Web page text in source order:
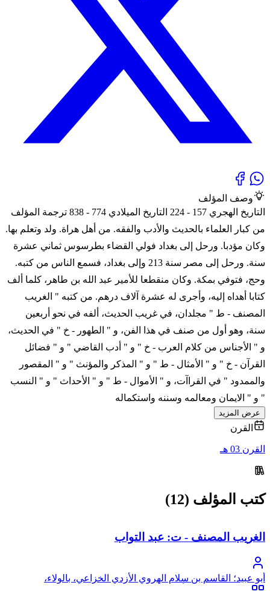
وصف المؤلف
التاريخ الهجري 157 - 224 التاريخ الميلادي 774 - 838 ترجمة المؤلف
من كبار العلماء بالحديث والأدب والفقه. من أهل هراة. ولد وتعلم بها.
وكان مؤدبا. ورحل إلى بغداد فولي القضاء بطرسوس ثماني عشرة
سنة. ورحل إلى مصر سنة 213 وإلى بغداد، فسمع الناس من كتبه.
وحج، فتوفي بمكة. وكان منقطعا للأمير عبد الله بن طاهر، كلما ألف
كتابا أهداه إليه، وأجرى له عشرة آلاف درهم. من كتبه " الغريب
المصنف - ط " مجلدان، في غريب الحديث، ألفه في نحو أربعين
سنة، وهو أول من صنف في هذا الفن، و " الطهور - خ " في الحديث،
و " الأجناس من كلام العرب - خ " و " أدب القاضي " و " فضائل
القرآن - خ " و " الأمثال - ط " و " المذكر والمؤنث " و " المقصور
والممدود " في القراآت، و " الأموال - ط " و " الأحداث " و " النسب
" و " الايمان ومعالمه وسننه واستكماله
عرض المزيد
القرن
القرن 03 هـ
كتب المؤلف (12)
الغريب المصنف - ت: عبد التواب
أبو عبيد؛ القاسم بن سلام الهروي الأزدي الخزاعي، بالولاء،